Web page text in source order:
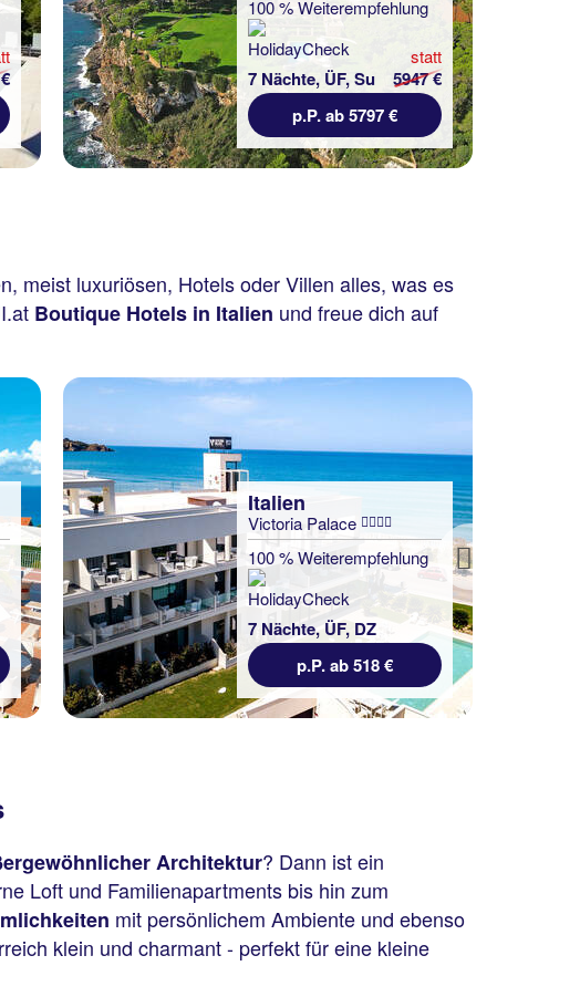
100 % Weiterempfehlung
7 Nächte, ÜF, Su
statt
5947 €
p.P. ab 5797 €
meist luxuriösen, Hotels oder Villen alles, was es
Boutique Hotels in Italien und freue dich auf
Italien
Victoria Palace
100 % Weiterempfehlung
7 Nächte, ÜF, DZ
p.P. ab 518 €
Next
Architektur? Dann ist ein
Loft und Familienapartments bis hin zum
mit persönlichem Ambiente und ebenso
klein und charmant - perfekt für eine kleine